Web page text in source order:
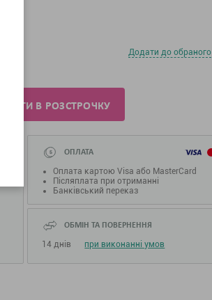
Додати до обраного
В РОЗСТРОЧКУ
ОПЛАТА
Оплата картою Visa або MasterCard
Післяплата при отриманні
Банківський переказ
ОБМІН ТА ПОВЕРНЕННЯ
14 днів при виконанні умов